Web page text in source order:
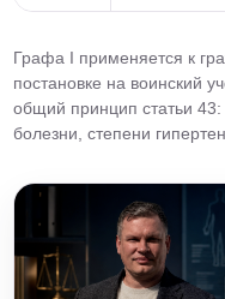
Графа I применяется к
постановке на воинский
общий принцип статьи
болезни, степени